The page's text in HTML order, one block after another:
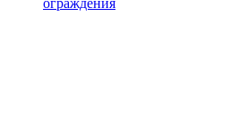
ограждения